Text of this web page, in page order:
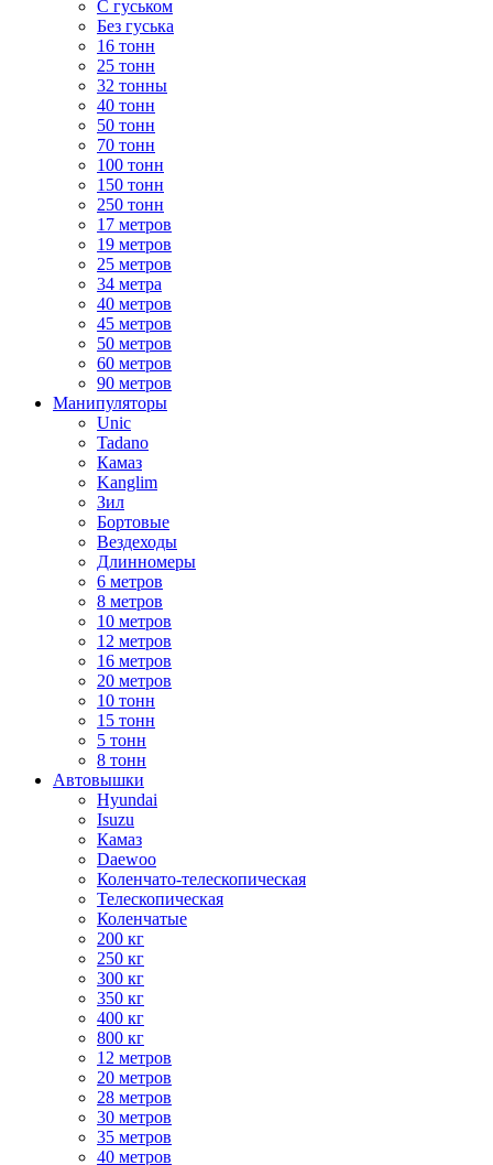
С гуськом
Без гуська
16 тонн
25 тонн
32 тонны
40 тонн
50 тонн
70 тонн
100 тонн
150 тонн
250 тонн
17 метров
19 метров
25 метров
34 метра
40 метров
45 метров
50 метров
60 метров
90 метров
Манипуляторы
Unic
Tadano
Камаз
Kanglim
Зил
Бортовые
Вездеходы
Длинномеры
6 метров
8 метров
10 метров
12 метров
16 метров
20 метров
10 тонн
15 тонн
5 тонн
8 тонн
Автовышки
Hyundai
Isuzu
Камаз
Daewoo
Коленчато-телескопическая
Телескопическая
Коленчатые
200 кг
250 кг
300 кг
350 кг
400 кг
800 кг
12 метров
20 метров
28 метров
30 метров
35 метров
40 метров